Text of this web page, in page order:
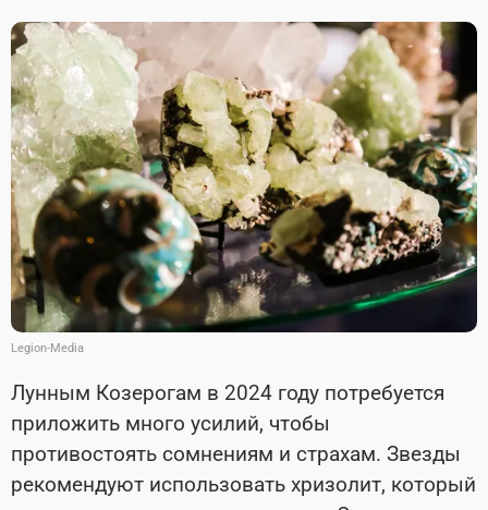
Legion-Media
Лунным Козерогам в 2024 году потребуется
приложить много усилий, чтобы
противостоять сомнениям и страхам. Звезды
рекомендуют использовать хризолит, который